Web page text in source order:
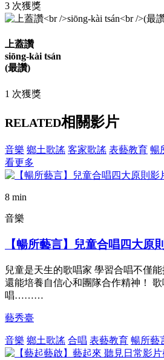
3 次獲獎
上蓋讚
siōng-kài tsán
(最讚)
1 次獲獎
RELATED相關影片
音樂 鄉土歌謠 客家歌謠 表藝教育 暢
看更多
8 min
音樂
【暢所藝言】兒童合唱四大原則
兒童是天生的歌唱家 學習合唱不僅
還能培養自信心和團隊合作精神！
唱………
藝秀臺
音樂 鄉土歌謠 合唱 表藝教育 暢所藝